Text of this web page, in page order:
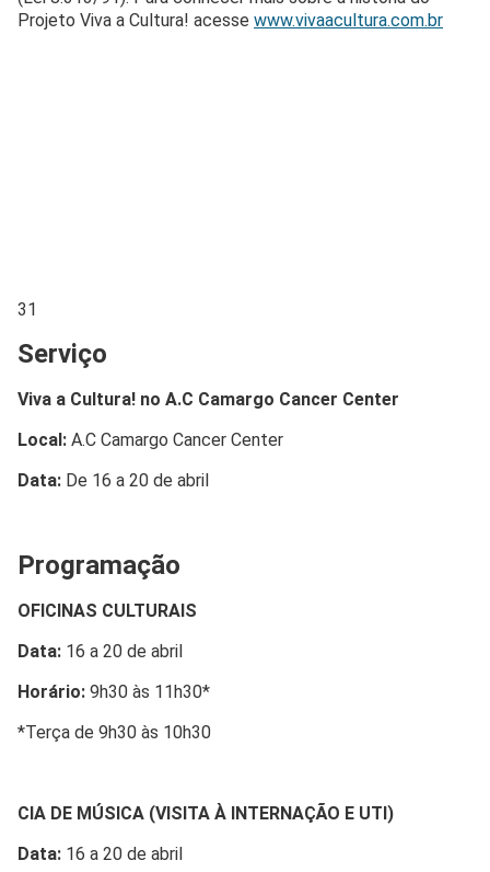
Projeto Viva a Cultura! acesse www.vivaacultura.com.br
31
Serviço
Viva a Cultura! no A.C Camargo Cancer Center
Local: A.C Camargo Cancer Center
Data: De 16 a 20 de abril
Programação
OFICINAS CULTURAIS
Data: 16 a 20 de abril
Horário: 9h30 às 11h30*
*Terça de 9h30 às 10h30
CIA DE MÚSICA (VISITA À INTERNAÇÃO E UTI)
Data: 16 a 20 de abril